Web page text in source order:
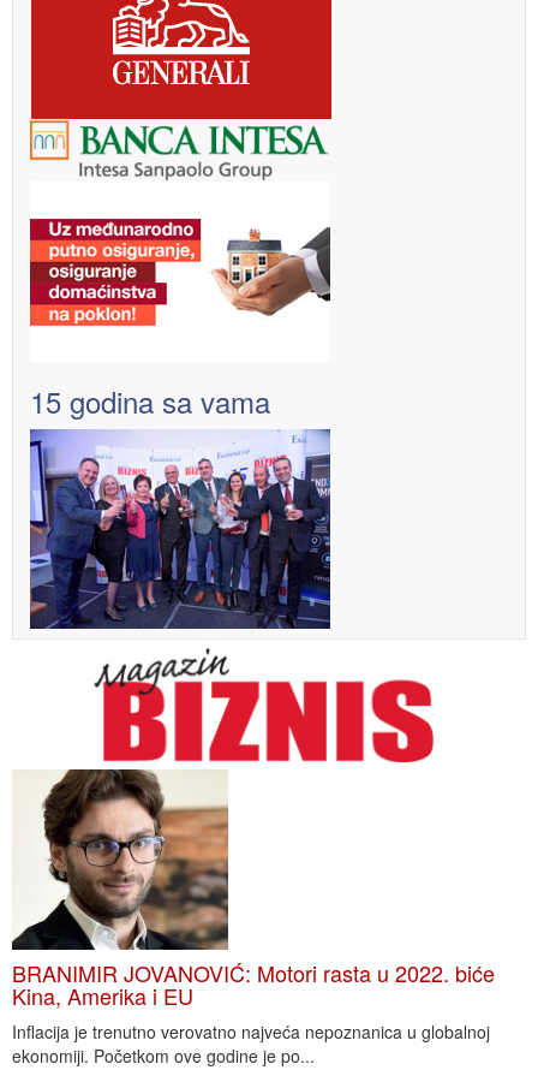
15 godina sa vama
BRANIMIR JOVANOVIĆ: Motori rasta u 2022. biće
Kina, Amerika i EU
Inflacija je trenutno verovatno najveća nepoznanica u globalnoj
ekonomiji. Početkom ove godine je po...